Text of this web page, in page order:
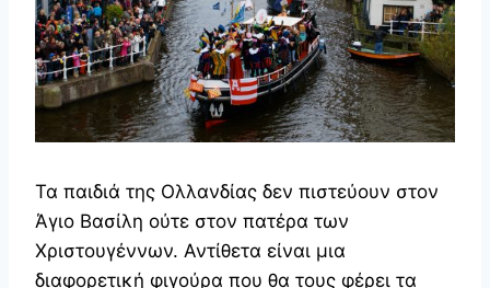
Τα παιδιά της Ολλανδίας δεν πιστεύουν στον
Άγιο Βασίλη ούτε στον πατέρα των
Χριστουγέννων. Αντίθετα είναι μια
διαφορετική φιγούρα που θα τους φέρει τα